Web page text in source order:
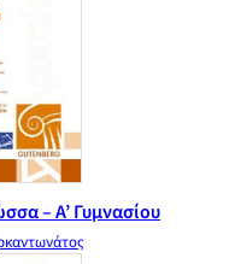
– Α’ Γυμνασίου